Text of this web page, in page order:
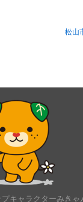
松山
キャラクターみきゃ